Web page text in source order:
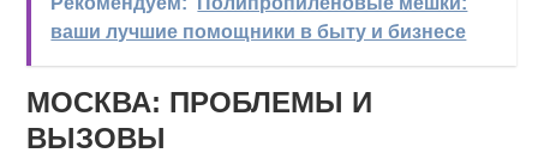
ваши лучшие помощники в быту и бизнесе
МОСКВА: ПРОБЛЕМЫ И
ВЫЗОВЫ